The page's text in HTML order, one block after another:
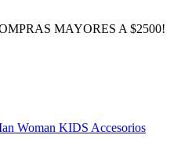
MAYORES A $2500!
Woman KIDS Accesorios